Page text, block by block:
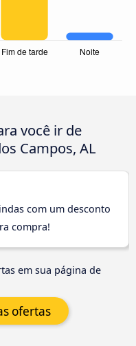
você ir de
Campos, AL
com um desconto
compra!
em sua página de
ofertas